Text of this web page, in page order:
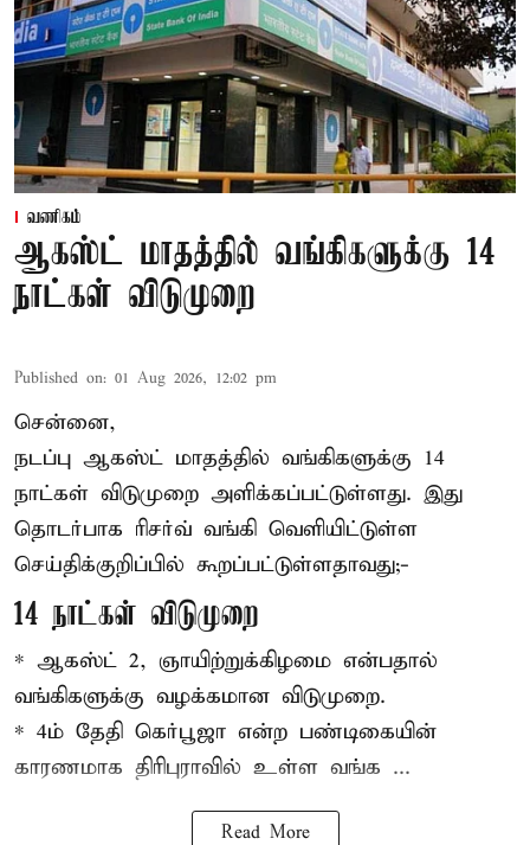
வணிகம்
ஆகஸ்ட் மாதத்தில் வங்கிகளுக்கு 14
நாட்கள் விடுமுறை
Published on: 01 Aug 2026, 12:02 pm
சென்னை,
நடப்பு ஆகஸ்ட் மாதத்தில் வங்கிகளுக்கு 14
நாட்கள் விடுமுறை அளிக்கப்பட்டுள்ளது. இது
தொடர்பாக ரிசர்வ் வங்கி வெளியிட்டுள்ள
செய்திக்குறிப்பில் கூறப்பட்டுள்ளதாவது;-
14 நாட்கள் விடுமுறை
* ஆகஸ்ட் 2, ஞாயிற்றுக்கிழமை என்பதால்
வங்கிகளுக்கு வழக்கமான விடுமுறை.
* 4ம் தேதி கெர்பூஜா என்ற பண்டிகையின்
காரணமாக திரிபுராவில் உள்ள வங்க ...
Read More